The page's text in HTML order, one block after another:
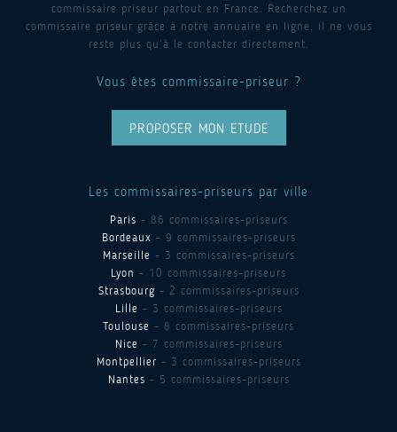
commissaire priseur partout en France. Recherchez un
commissaire priseur grâce à notre annuaire en ligne, il ne vous
reste plus qu’à le contacter directement.
Vous êtes commissaire-priseur ?
PROPOSER MON ETUDE
Les commissaires-priseurs par ville
Paris - 86 commissaires-priseurs
Bordeaux - 9 commissaires-priseurs
Marseille - 3 commissaires-priseurs
Lyon - 10 commissaires-priseurs
Strasbourg - 2 commissaires-priseurs
Lille - 3 commissaires-priseurs
Toulouse - 8 commissaires-priseurs
Nice - 7 commissaires-priseurs
Montpellier - 3 commissaires-priseurs
Nantes - 5 commissaires-priseurs